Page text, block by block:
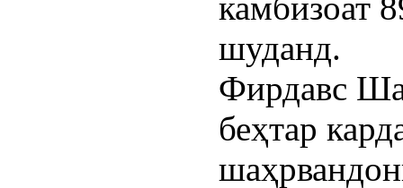
шуданд.
Фирдавс
беҳтар